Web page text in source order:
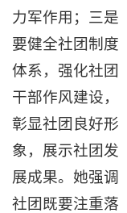
力军作用；三是
要健全社团制度
体系，强化社团
干部作风建设，
彰显社团良好形
象，展示社团发
展成果。她强调
社团既要注重落